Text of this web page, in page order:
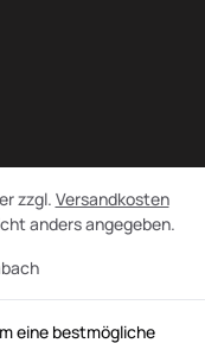
zzgl. Versandkosten
anders angegeben.
eine bestmögliche